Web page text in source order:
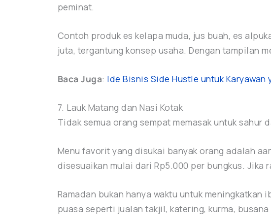
peminat.
Contoh produk es kelapa muda, jus buah, es
juta, tergantung konsep usaha. Dengan tampilan
Baca Juga: Ide Bisnis Side Hustle untuk
7. Lauk Matang dan Nasi Kotak
Tidak semua orang sempat memasak untuk sahur
Menu favorit yang disukai banyak orang adalah
disesuaikan mulai dari Rp5.000 per bungkus. Jika
Ramadan bukan hanya waktu untuk
puasa seperti jualan takjil, katering, kurma,